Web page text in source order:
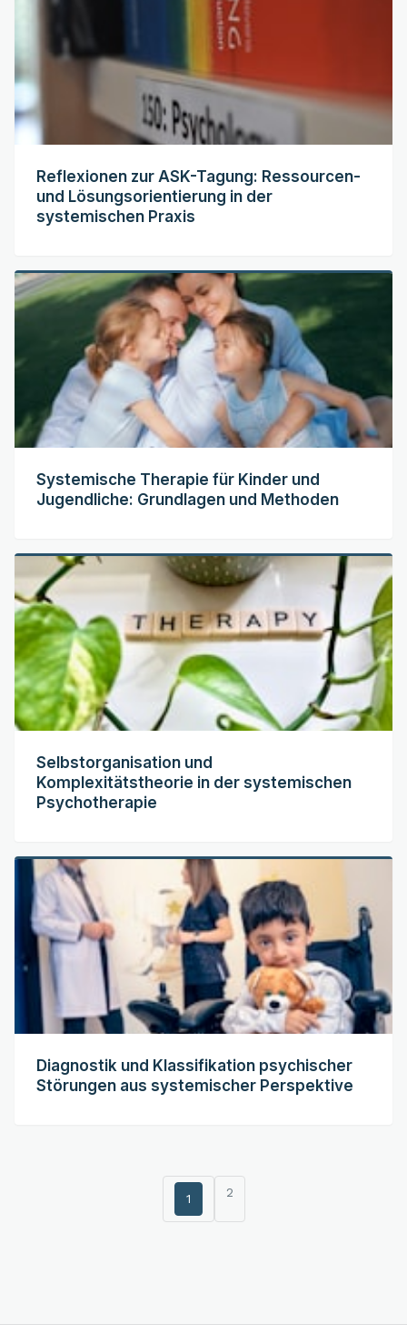
Reflexionen zur ASK-Tagung: Ressourcen-
und Lösungsorientierung in der
systemischen Praxis
Systemische Therapie für Kinder und
Jugendliche: Grundlagen und Methoden
Selbstorganisation und
Komplexitätstheorie in der systemischen
Psychotherapie
Diagnostik und Klassifikation psychischer
Störungen aus systemischer Perspektive
1 2